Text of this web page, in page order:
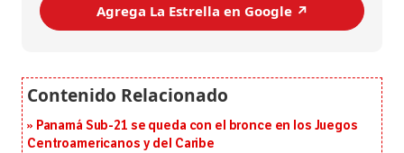
Agrega La Estrella en Google ↗️
Panamá Sub-21 se queda con el bronce en los Juegos
Centroamericanos y del Caribe